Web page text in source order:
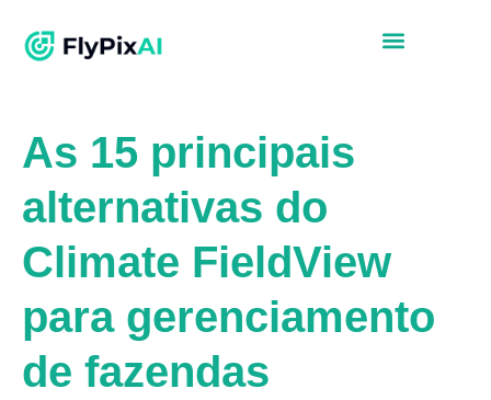
As 15 principais
alternativas do
Climate FieldView
para gerenciamento
de fazendas